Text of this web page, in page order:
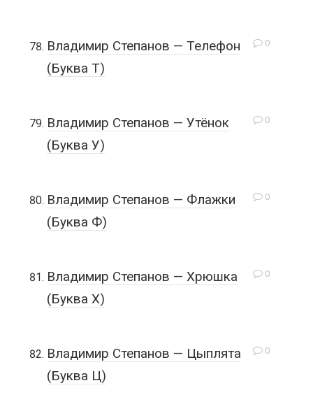
0
Владимир Степанов — Телефон
(Буква Т)
0
Владимир Степанов — Утёнок
(Буква У)
0
Владимир Степанов — Флажки
(Буква Ф)
0
Владимир Степанов — Хрюшка
(Буква Х)
0
Владимир Степанов — Цыплята
(Буква Ц)